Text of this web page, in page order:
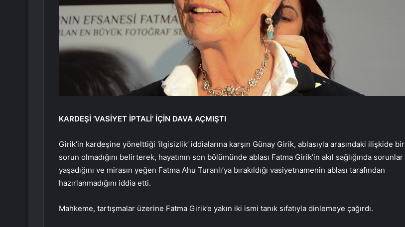
KARDEŞİ ‘VASİYET İPTALİ’ İÇİN DAVA AÇMIŞTI
Girik’in kardeşine yönelttiği ‘ilgisizlik’ iddialarına karşın Günay Girik, ablasıyla arasındaki ilişkide bir
sorun olmadığını belirterek, hayatının son bölümünde ablası Fatma Girik’in akıl sağlığında sorunlar
yaşadığını ve mirasın yeğen Fatma Ahu Turanlı’ya bırakıldığı vasiyetnamenin ablası tarafından
hazırlanmadığını iddia etti.
Mahkeme, tartışmalar üzerine Fatma Girik’e yakın iki ismi tanık sıfatıyla dinlemeye çağırdı.